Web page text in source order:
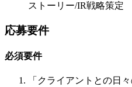
ストーリー/IR戦略策定
応募要件
必須要件
「クライアントとの日